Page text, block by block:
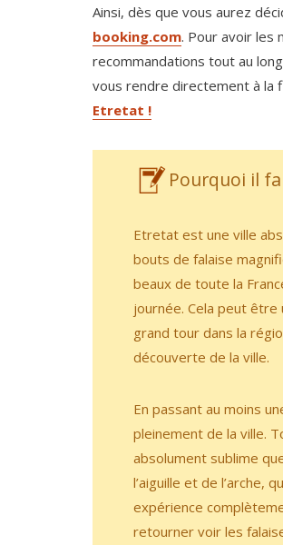
Ainsi, dès que vous aurez
booking.com. Pour avoir les
recommandations tout au
vous rendre directement à la
Etretat !
Pourquoi il
Etretat est une ville
bouts de falaise
beaux de toute la
journée. Cela peut
grand tour dans la
découverte de la ville.
En passant au moins
pleinement de la ville.
absolument sublime
l’aiguille et de l’arche,
expérience
retourner voir les